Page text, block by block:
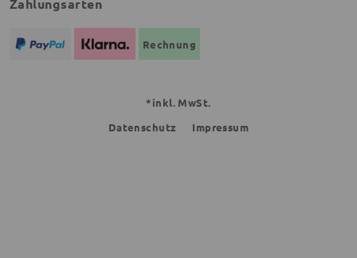
Zahlungsarten
Rechnung
*inkl. MwSt.
Datenschutz
Impressum